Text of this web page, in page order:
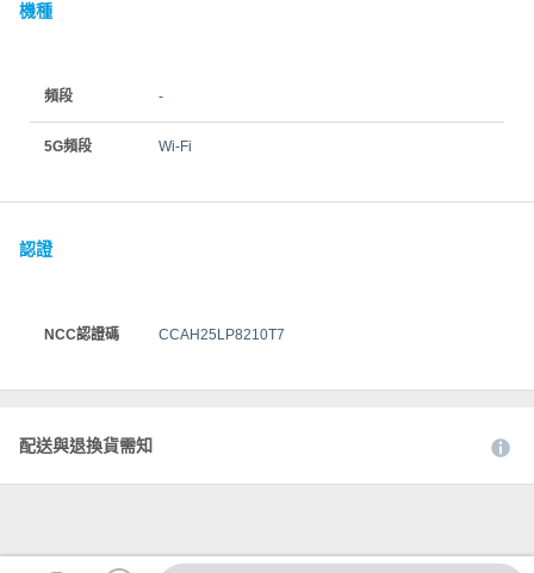
機種
頻段 -
5G頻段 Wi-Fi
認證
NCC認證碼 CCAH25LP8210T7
配送與退換貨需知